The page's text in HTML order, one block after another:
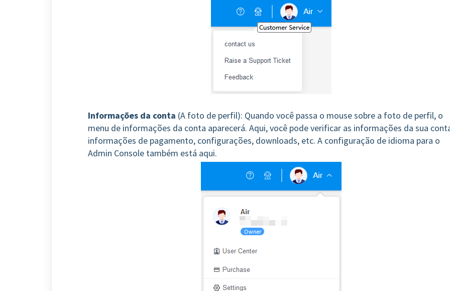
Informações da conta (A foto de perfil): Quando você passa o mouse sobre a foto de perfil, o
menu de informações da conta aparecerá. Aqui, você pode verificar as informações da sua
informações de pagamento, configurações, downloads, etc. A configuração de idioma para o
Admin Console também está aqui.